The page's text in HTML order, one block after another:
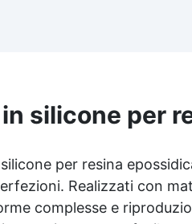
con la pelle, Bpa Free
Solventi (Voc Free)
filtri UV anti-ingiallimento
una finitura durevole e
brillante.
silicone per
per resina
Realizzati con
complesse e